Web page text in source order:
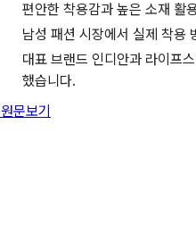
편안한 착용감과 높은 소재 활
남성 패션 시장에서 실제 착용
대표 브랜드 인디안과 라이프
했습니다.
원문보기